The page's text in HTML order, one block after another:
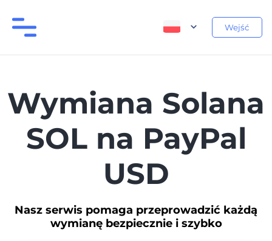
Wejść
Wymiana Solana
SOL na PayPal
USD
Nasz serwis pomaga przeprowadzić każdą
wymianę bezpiecznie i szybko